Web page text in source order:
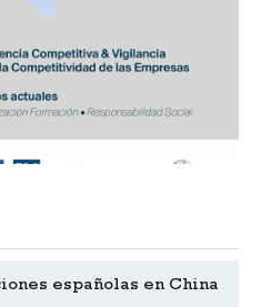
españolas en China